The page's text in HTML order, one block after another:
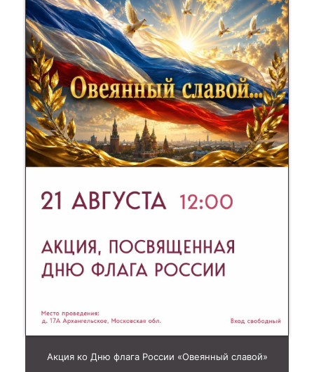
Акция ко Дню флага России «Овеянный славой»